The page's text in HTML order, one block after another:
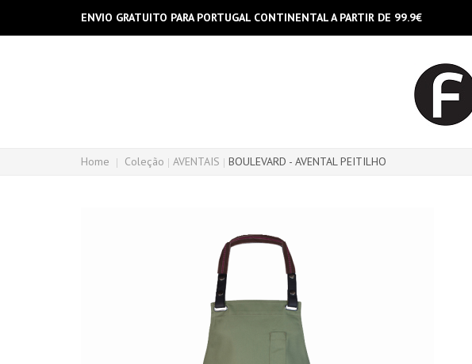
ENVIO GRATUITO PARA PORTUGAL CONTINENTAL A PARTIR DE 99.9€
Home Coleção AVENTAIS BOULEVARD - AVENTAL PEITILHO